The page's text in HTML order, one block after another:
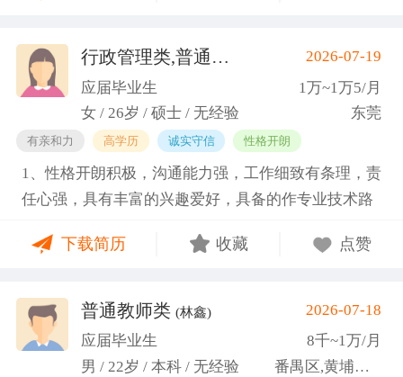
行政管理类,普通教师类 (蓝小艳)2026-07-19
应届毕业生
1万~1万5/月
女 / 26岁 / 硕士 / 无经验
东莞
有亲和力 高学历 诚实守信 性格开朗
1、性格开朗积极，沟通能力强，工作细致有条理，责
任心强，具有丰富的兴趣爱好，具备的作专业技术路
任班级生活委员与课程助管，多次组织班级篮球、羽
关活动。
下载简历 收藏 点赞
普通教师类 (林鑫)
2026-07-18
应届毕业生
8千~1万/月
男 / 22岁 / 本科 / 无经验
番禺区,黄埔区,越秀区